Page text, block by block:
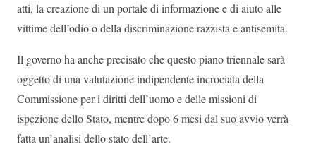
atti, la creazione di un portale di informazione e di aiuto alle
vittime dell’odio o della discriminazione razzista e antisemita.
Il governo ha anche precisato che questo piano triennale sarà
oggetto di una valutazione indipendente incrociata della
Commissione per i diritti dell’uomo e delle missioni di
ispezione dello Stato, mentre dopo 6 mesi dal suo avvio verrà
fatta un’analisi dello stato dell’arte.